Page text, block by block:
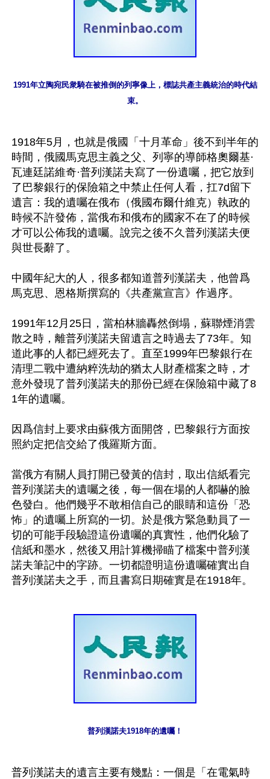
1991年立陶宛民衆騎在被推倒的列寧像上，標誌共產主義統治的時代結
束。
1918年5月，也就是俄國「十月革命」後不到半年的
時間，俄國馬克思主義之父、列寧的導師格奧爾基·
瓦連廷諾維奇·普列漢諾夫寫了一份遺囑，把它放到
了巴黎銀行的保險箱之中禁止任何人看，扛7d留下
遺言：我的遺囑在俄布（俄國布爾什維克）執政的
時候不許發佈，當俄布和俄布的國家不在了的時候
才可以公佈我的遺囑。說完之後不久普列漢諾夫便
與世長辭了。
中國年紀大的人，很多都知道普列漢諾夫，他曾爲
馬克思、恩格斯撰寫的《共產黨宣言》作過序。
1991年12月25日，當柏林牆轟然倒塌，蘇聯煙消雲
散之時，離普列漢諾夫留遺言之時過去了73年。知
道此事的人都已經死去了。直至1999年巴黎銀行在
清理二戰中遭納粹洗劫的猶太人財產檔案之時，才
意外發現了普列漢諾夫的那份已經在保險箱中藏了8
1年的遺囑。
因爲信封上要求由蘇俄方面開啓，巴黎銀行方面按
照約定把信交給了俄羅斯方面。
當俄方有關人員打開已發黃的信封，取出信紙看完
普列漢諾夫的遺囑之後，每一個在場的人都嚇的臉
色發白。他們幾乎不敢相信自己的眼睛和這份「恐
怖」的遺囑上所寫的一切。於是俄方緊急動員了一
切的可能手段驗證這份遺囑的真實性，他們化驗了
信紙和墨水，然後又用計算機掃瞄了檔案中普列漢
諾夫筆記中的字跡。一切都證明這份遺囑確實出自
普列漢諾夫1918年的遺囑！
普列漢諾夫的遺言主要有幾點：一個是「在電氣時